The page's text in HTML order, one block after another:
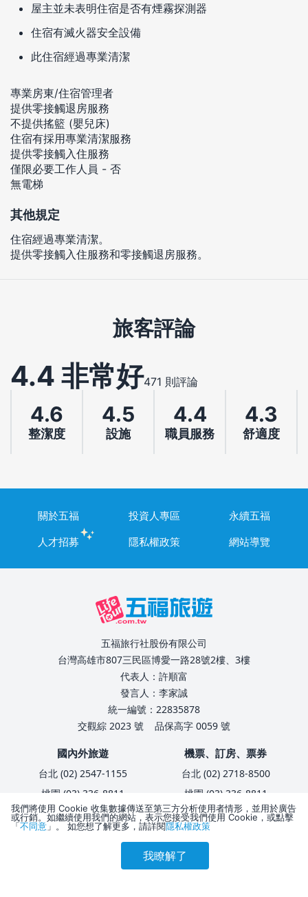
刷卡優惠 會員訂購
屋主並未表明住宿是否有煙霧探測器
住宿有滅火器安全設備
此住宿經過專業清潔
專業房東/住宿管理者
提供零接觸退房服務
不提供搖籃 (嬰兒床)
住宿有採用專業清潔服務
提供零接觸入住服務
僅限必要工作人員 - 否
無電梯
其他規定
住宿經過專業清潔。
提供零接觸入住服務和零接觸退房服務。
旅客評論
4.4 非常好471 則評論
4.6
整潔度
4.5
設施
4.4
職員服務
4.3
舒適度
關於五福 投資人專區
永續五福
人才招募
隱私權政策 網站導覽
五福旅行社股份有限公司
台灣高雄市807三民區博愛一路28號2樓、3樓
代表人：許順富
發言人：李家誠
統一編號：22835878
交觀綜 2023 號
品保高字 0059 號
國內外旅遊
台北 (02) 2547-1155
桃園 (03) 336-8811
台中 (04) 2326-6111
台南 (06) 238-9111
機票、訂房、票券
台北 (02) 2718-8500
桃園 (03) 336-8811
台中 (04) 2322-4535
台南 (06) 238-9111
高雄 (07) 323-1166
我們將使用 Cookie 收集數據傳送至第三方分析使用者情形，並用於廣告
或行銷。如繼續使用我們的網站，表示您接受我們使用 Cookie，或點擊
「不同意 」。 如您想了解更多，請詳閱隱私權政策
我瞭解了